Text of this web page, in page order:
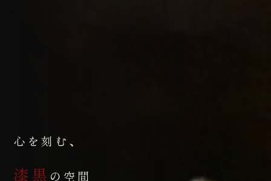
心を刻む、
漆黒 の空間